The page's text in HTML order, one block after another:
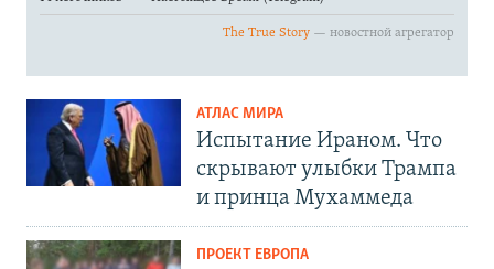
АТЛАС МИРА
Испытание Ираном. Что
скрывают улыбки Трампа
и принца Мухаммеда
ПРОЕКТ ЕВРОПА